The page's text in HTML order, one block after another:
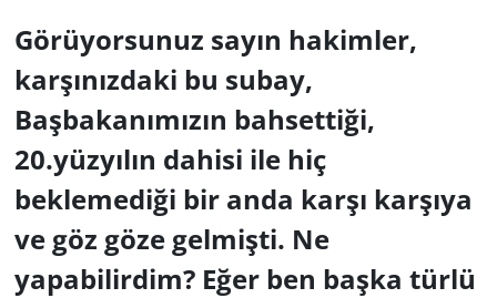
Görüyorsunuz sayın hakimler,
karşınızdaki bu subay,
Başbakanımızın bahsettiği,
20.yüzyılın dahisi ile hiç
beklemediği bir anda karşı karşıya
ve göz göze gelmişti. Ne
yapabilirdim? Eğer ben başka türlü